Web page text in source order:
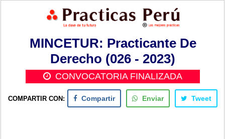
MINCETUR: Practicante De
Derecho (026 - 2023)
CONVOCATORIA FINALIZADA
COMPARTIR CON: Compartir Enviar Tweet